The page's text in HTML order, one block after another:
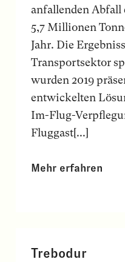
anfallenden
5,7 Millionen
Jahr. Die
Transportsektor
wurden 2019
entwickelten
Im-Flug-
Fluggast[...]
Mehr erfahren
Trebodur